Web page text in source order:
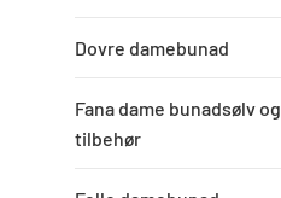
Dovre damebunad
Fana dame bunadsølv og
tilbehør